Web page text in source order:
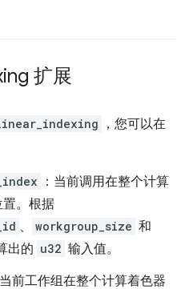
扩展
，您可以在
：当前调用在整个计算
。根据
、 workgroup_size 和
出的 u32 输入值。
当前工作组在整个计算着色器